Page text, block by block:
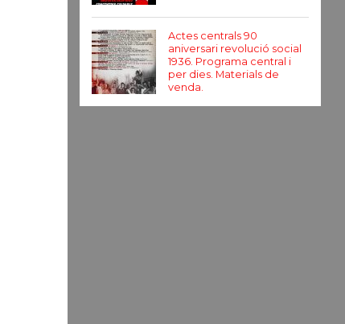
Actes centrals 90
aniversari revolució social
1936. Programa central i
per dies. Materials de
venda.